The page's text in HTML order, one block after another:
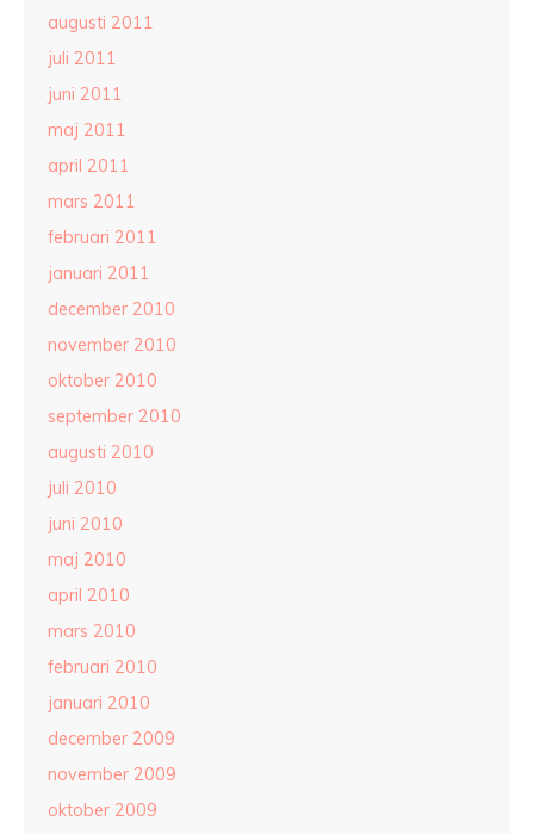
augusti 2011
juli 2011
juni 2011
maj 2011
april 2011
mars 2011
februari 2011
januari 2011
december 2010
november 2010
oktober 2010
september 2010
augusti 2010
juli 2010
juni 2010
maj 2010
april 2010
mars 2010
februari 2010
januari 2010
december 2009
november 2009
oktober 2009